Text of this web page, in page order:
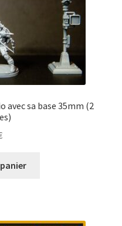
avec sa base 35mm (2